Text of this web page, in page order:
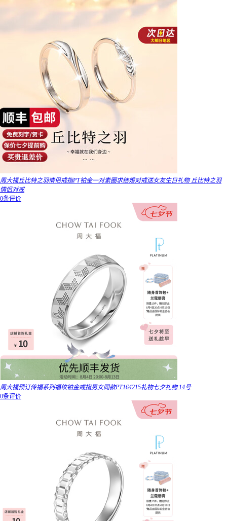
周大福丘比特之羽情侣戒指PT铂金一对素圈求结婚对戒送女友生日礼物 丘比特之羽
情侣对戒
0条评价
周大福预订传福系列福纹铂金戒指男女同款PT164215礼物七夕礼物 14号
0条评价